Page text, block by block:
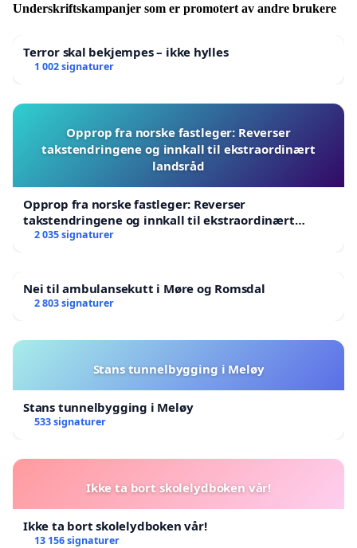
Underskriftskampanjer som er promotert av andre brukere
Terror skal bekjempes – ikke hylles
1 002 signaturer
Opprop fra norske fastleger: Reverser
takstendringene og innkall til ekstraordinært
landsråd
Opprop fra norske fastleger: Reverser
takstendringene og innkall til ekstraordinært
landsråd
2 035 signaturer
Nei til ambulansekutt i Møre og Romsdal
2 803 signaturer
Stans tunnelbygging i Meløy
Stans tunnelbygging i Meløy
533 signaturer
Ikke ta bort skolelydboken vår!
Ikke ta bort skolelydboken vår!
13 156 signaturer